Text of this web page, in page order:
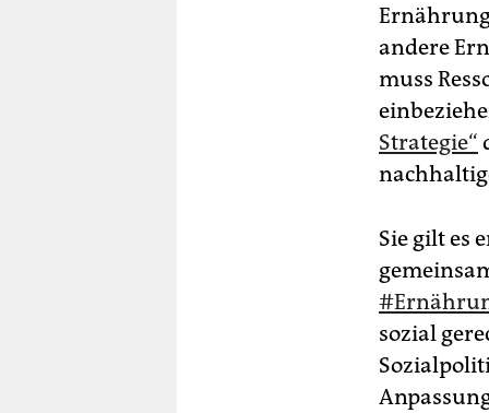
andere
muss
Strategie“
Sie gilt es
sozial